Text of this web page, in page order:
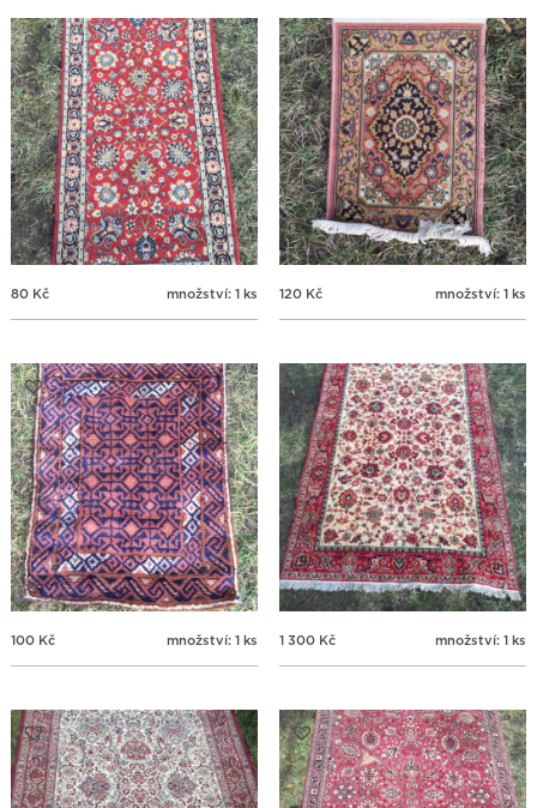
80 Kč množství: 1 ks 120 Kč množství: 1 ks
100 Kč množství: 1 ks 1 300 Kč množství: 1 ks